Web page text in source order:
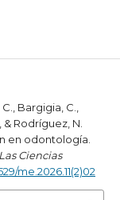
Bargigia, C.,
& Rodríguez, N.
en odontología.
Ciencias
me.2026.11(2)02